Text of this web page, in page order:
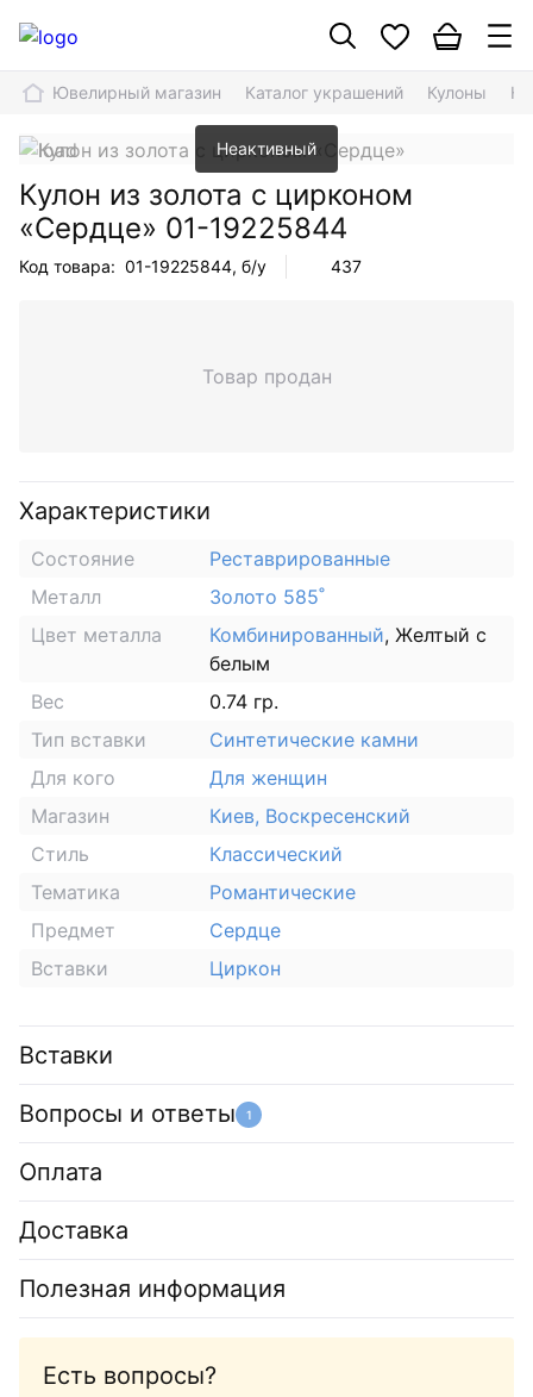
Ювелирный магазин Каталог украшений Кулоны
Неактивный
Кулон из золота с цирконом
«Сердце» 01-19225844
Код товара: 01-19225844, б/у 437
Товар продан
Характеристики
Состояние
Реставрированные
Металл
Золото 585˚
Цвет металла
Комбинированный, Желтый с
белым
Вес
0.74 гр.
Тип вставки
Синтетические камни
Для кого
Для женщин
Магазин
Киев, Воскресенский
Стиль
Классический
Тематика
Романтические
Предмет
Сердце
Вставки
Циркон
Вставки
Вопросы и ответы 1
Оплата
Доставка
Полезная информация
Есть вопросы?